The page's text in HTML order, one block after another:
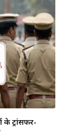
के ट्रांसफर-